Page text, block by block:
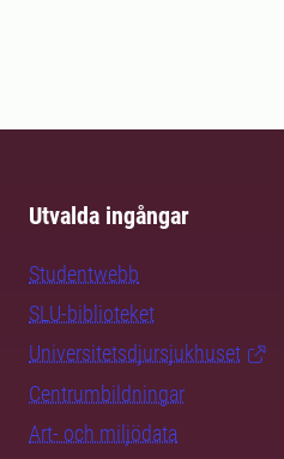
Utvalda ingångar
Studentwebb
SLU-biblioteket
Universitetsdjursjukhuset
Centrumbildningar
Art- och miljödata